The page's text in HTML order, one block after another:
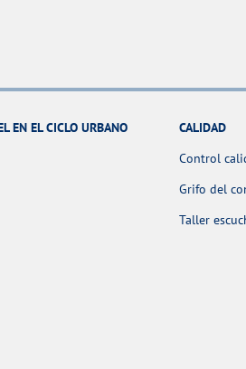
EN EL CICLO URBANO
CALIDAD
Control
Grifo del
Taller